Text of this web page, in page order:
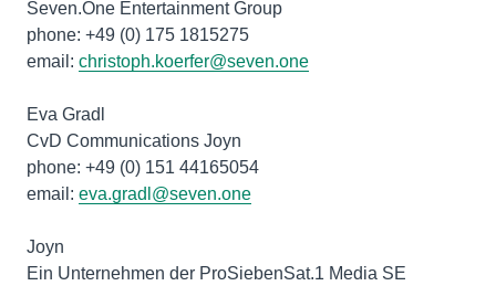
Seven.One Entertainment Group
phone: +49 (0) 175 1815275
email: christoph.koerfer@seven.one
Eva Gradl
CvD Communications Joyn
phone: +49 (0) 151 44165054
email: eva.gradl@seven.one
Joyn
Ein Unternehmen der ProSiebenSat.1 Media SE